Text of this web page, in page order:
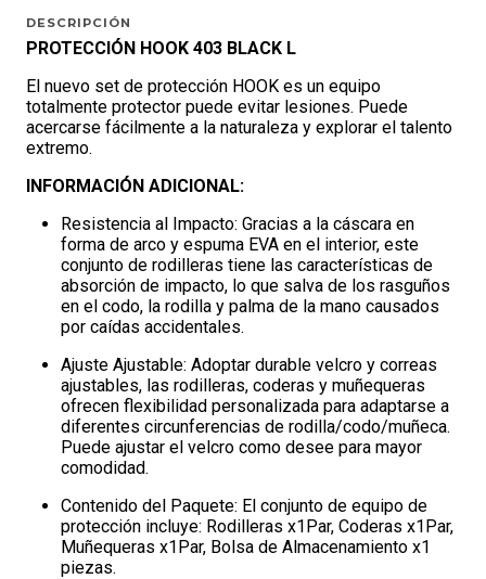
DESCRIPCIÓN
PROTECCIÓN HOOK 403 BLACK L
El nuevo set de protección HOOK es un equipo
totalmente protector puede evitar lesiones. Puede
acercarse fácilmente a la naturaleza y explorar el talento
extremo.
INFORMACIÓN ADICIONAL:
Resistencia al Impacto: Gracias a la cáscara en
forma de arco y espuma EVA en el interior, este
conjunto de rodilleras tiene las características de
absorción de impacto, lo que salva de los rasguños
en el codo, la rodilla y palma de la mano causados
por caídas accidentales.
Ajuste Ajustable: Adoptar durable velcro y correas
ajustables, las rodilleras, coderas y muñequeras
ofrecen flexibilidad personalizada para adaptarse a
diferentes circunferencias de rodilla/codo/muñeca.
Puede ajustar el velcro como desee para mayor
comodidad.
Contenido del Paquete: El conjunto de equipo de
protección incluye: Rodilleras x1Par, Coderas x1Par,
Muñequeras x1Par, Bolsa de Almacenamiento x1
piezas.